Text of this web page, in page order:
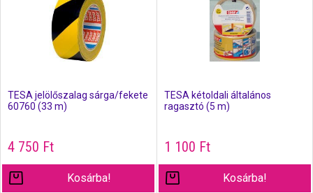
TESA jelölőszalag sárga/fekete
60760 (33 m)
4 750 Ft
Kosárba!
TESA kétoldali általános
ragasztó (5 m)
1 100 Ft
Kosárba!